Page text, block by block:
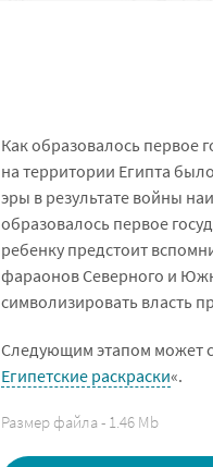
Как образовалось первое
на территории Египта
эры в результате войны
образовалось первое
ребенку предстоит
фараонов Северного и
символизировать власть
Следующим этапом может
Египетские раскраски«.
Размер файла - 1.46 Mb